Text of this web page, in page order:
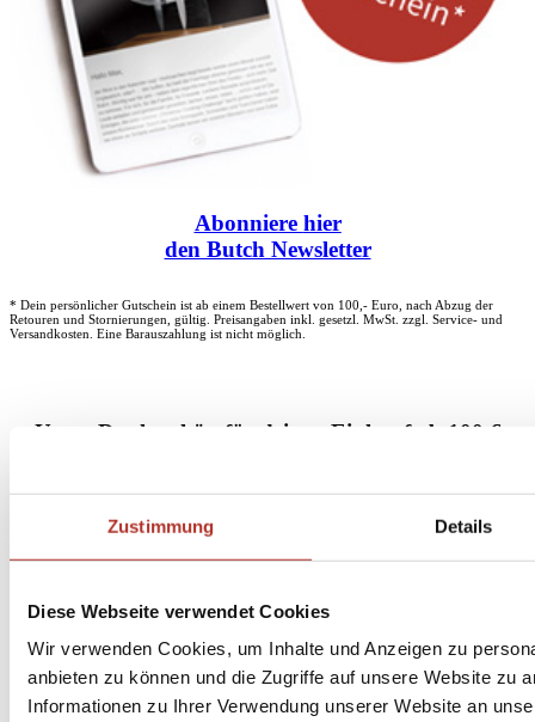
Zustimmung Details
Diese Webseite verwendet Cookies
Wir verwenden Cookies, um Inhalte und Anzeigen zu
anbieten zu können und die Zugriffe auf unsere Website zu
Informationen zu Ihrer Verwendung unserer Website an
Abonniere hier
den Butch Newsletter
* Dein persönlicher Gutschein ist ab einem Bestellwert von 100,- Euro, nach Abzug der
Retouren und Stornierungen, gültig. Preisangaben inkl. gesetzl. MwSt. zzgl. Service- und
Versandkosten. Eine Barauszahlung ist nicht möglich.
Unser Dankeschön für deinen Einkauf ab 100 €